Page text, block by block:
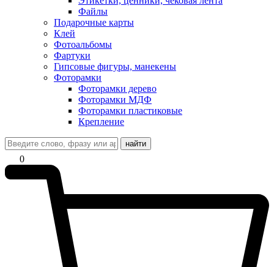
Файлы
Подарочные карты
Клей
Фотоальбомы
Фартуки
Гипсовые фигуры, манекены
Фоторамки
Фоторамки дерево
Фоторамки МДФ
Фоторамки пластиковые
Крепление
найти
0